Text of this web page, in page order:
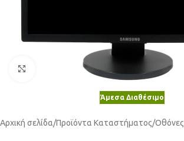
Κλικ για μεγέθυνση
Άμεσα Διαθέσιμο
Αρχική σελίδα/Προϊόντα Καταστήματος/Οθόνες